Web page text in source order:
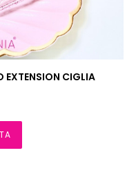
EXTENSION CIGLIA